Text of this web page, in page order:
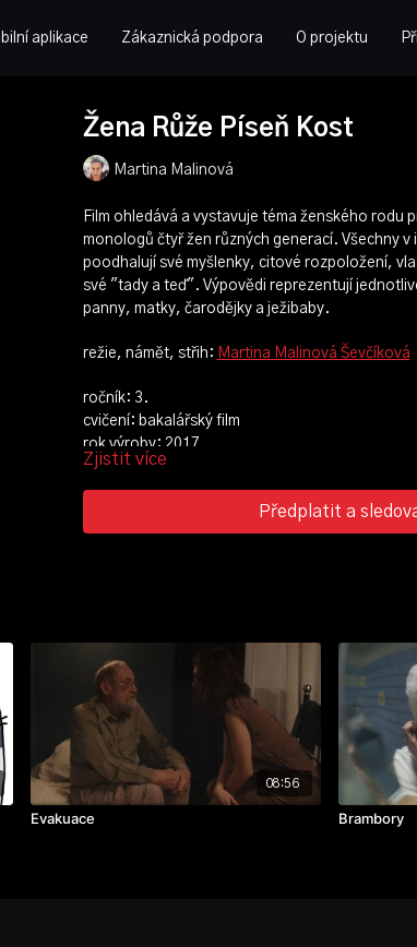
aplikace Zákaznická podpora O projektu
Žena Růže Píseň Kost
Martina Malinová
Film ohledává a vystavuje téma ženského rodu
monologů čtyř žen různých generací. Všechny v
poodhalují své myšlenky, citové rozpoložení,
své "tady a teď". Výpovědi reprezentují
panny, matky, čarodějky a ježibaby.
režie, námět, střih: Martina Malinová Ševčíková
ročník: 3.
cvičení: bakalářský film
rok výroby: 2017
Zjistit více
Předplatit a
08:56
Evakuace Brambory